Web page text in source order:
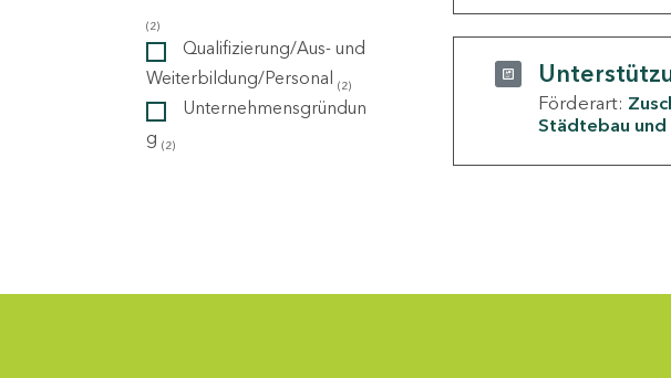
(2)
Qualifizierung/Aus- und
Weiterbildung/Personal (2)
Unternehmensgründun
g (2)
Förderart:
Städtebau